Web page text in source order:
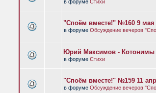
в форуме Стихи
"Споём вместе!" №160 9 мая
в форуме Обсуждение вечеров
Юрий Максимов - Котонимы
в форуме Стихи
"Споём вместе!" №159 11
в форуме Обсуждение вечеров